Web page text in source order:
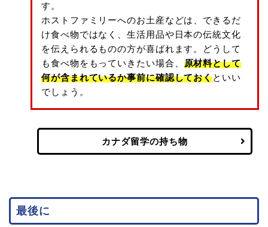
す。
ホストファミリーへのお土産などは、できるだ
け食べ物ではなく、生活用品や日本の伝統文化
を伝えられるものの方が喜ばれます。どうして
も食べ物をもっていきたい場合、 原材料として
何が含まれているか事前に確認しておくといい
でしょう。
カナダ留学の持ち物
最後に